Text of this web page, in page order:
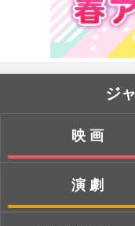
ジ
映画
演劇